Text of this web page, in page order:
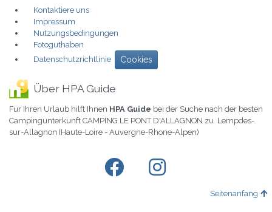
Kontaktiere uns
Impressum
Nutzungsbedingungen
Fotoguthaben
Datenschutzrichtlinie
Cookies
Über HPA Guide
Für Ihren Urlaub hilft Ihnen HPA Guide bei der Suche nach der besten
Campingunterkunft CAMPING LE PONT D'ALLAGNON zu Lempdes-
sur-Allagnon (Haute-Loire - Auvergne-Rhone-Alpen)
Seitenanfang